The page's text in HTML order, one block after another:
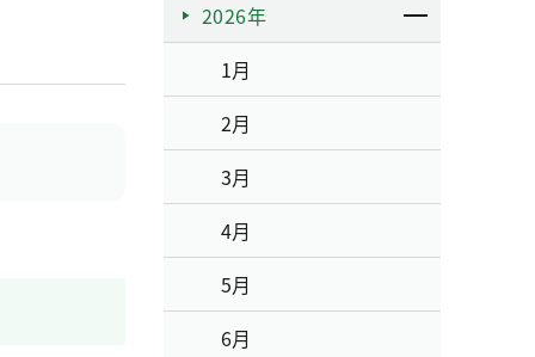
2026年
1月
2月
3月
4月
5月
6月